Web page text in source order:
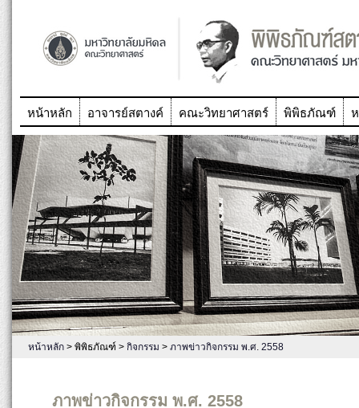
หน้าหลัก อาจารย์สตางค์ คณะวิทยาศาสตร์ พิพิธภัณฑ์
หน้าหลัก > พิพิธภัณฑ์ > กิจกรรม > ภาพข่าวกิจกรรม พ.ศ. 2558
ภาพข่าวกิจกรรม พ.ศ. 2558